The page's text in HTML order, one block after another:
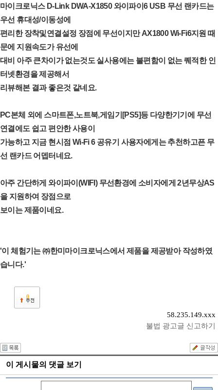
마이크로닉스 D-Link DWA-X1850 와이파이6 USB 무선 랜카드는
우선 휴대성/이동성에
편리한 장착및연결설정 장점에 무선이지만 AX1800 Wi-Fi6지원 때
문에 지원속도가 유선에
대비 아주 큰차이가 없는것도 실사용에는 불편함이 없는 퀘적한 인
터넷환경을 제공해서
리뷰해본 결과 좋은것 같네요.
PC본체 외에 스마트폰,노트북,게임기[PS5]등 다양한기기에 무선
연결에도 쉽고 편안한 사용이
가능하고 지금 현시점 Wi-Fi 6 공유기 사용자에게는 추천하고픈 무
선 랜카드 어뎁터네요.
아주 간단하게 와이파이(WIFI) 무선환경에 소비자에게 2년무상AS
을 지원하여 장점으로
보이는 제품이네요.
'이 체험기는 ㈜한미마이크로닉스에서 제품을 제공받아 작성하였
습니다.'
0
58.235.149.xxx
불법 광고글 신고하기
이 게시물의 댓글 보기